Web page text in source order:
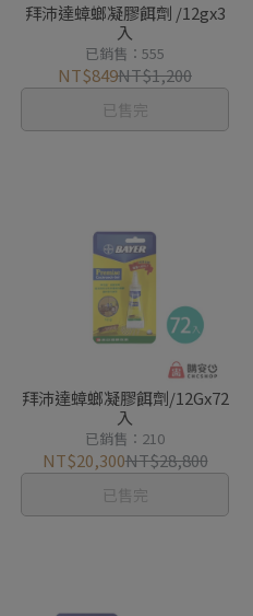
拜沛達蟑螂凝膠餌劑 /12gx3
入
已銷售：555
NT$849NT$1,200
已售完
拜沛達蟑螂凝膠餌劑/12Gx72
入
已銷售：210
NT$20,300NT$28,800
已售完